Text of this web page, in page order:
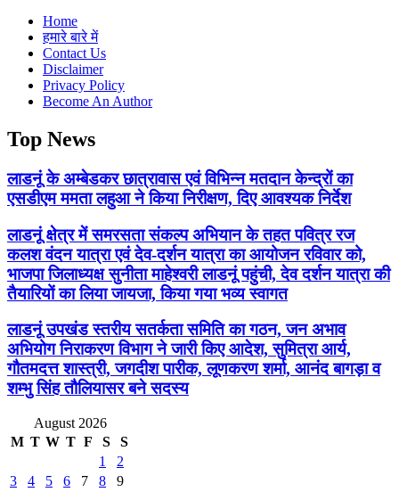
Home
हमारे बारे में
Contact Us
Disclaimer
Privacy Policy
Become An Author
Top News
लाडनूं के अम्बेडकर छात्रावास एवं विभिन्न मतदान केन्द्रों का
एसडीएम ममता लहुआ ने किया निरीक्षण, दिए आवश्यक निर्देश
लाडनूं क्षेत्र में समरसता संकल्प अभियान के तहत पवित्र रज
कलश वंदन यात्रा एवं देव-दर्शन यात्रा का आयोजन रविवार को,
भाजपा जिलाध्यक्ष सुनीता माहेश्वरी लाडनूं पहुंची, देव दर्शन यात्रा की
तैयारियों का लिया जायजा, किया गया भव्य स्वागत
लाडनूं उपखंड स्तरीय सतर्कता समिति का गठन, जन अभाव
अभियोग निराकरण विभाग ने जारी किए आदेश, सुमित्रा आर्य,
गौतमदत्त शास्त्री, जगदीश पारीक, लूणकरण शर्मा, आनंद बागड़ा व
शम्भु सिंह तौलियासर बने सदस्य
August 2026
M T W T F S
S
1
2
3
4 5 6 7 8
9